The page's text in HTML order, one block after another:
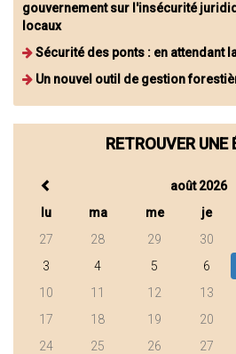
gouvernement sur l'insécurité
locaux
Sécurité des ponts : en attendant
Un nouvel outil de gestion
RETROUVER UNE
août 2026
lu
ma me je
27
28 29 30
3
4 5 6
10
11 12 13
17
18 19 20
24
25 26 27